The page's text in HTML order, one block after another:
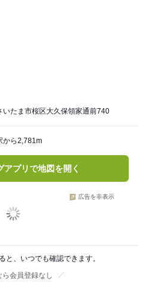
いたま市桜区大久保領家通前740
から2,781m
アプリで地図を開く
広告を非表示
と、いつでも確認できます。
ら会員登録なし